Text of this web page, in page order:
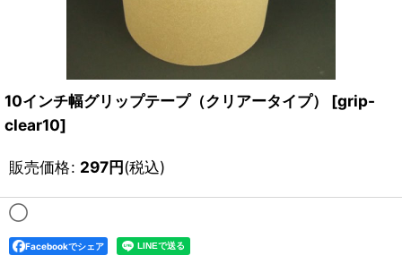
10インチ幅グリップテープ（クリアータイプ） [grip-
clear10]
販売価格: 297円(税込)
◯
Facebookでシェア